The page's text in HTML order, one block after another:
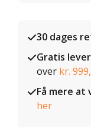
30 dages
Gratis
over kr.
Få mere at
her